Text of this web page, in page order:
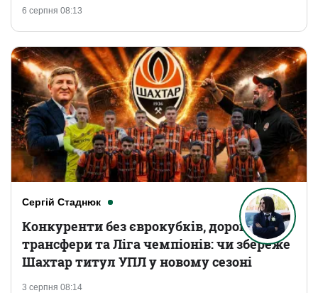
6 серпня 08:13
Сергій Стаднюк
3 серпня 08:14
Конкуренти без єврокубків, дорогі
трансфери та Ліга чемпіонів: чи збереже
Шахтар титул УПЛ у новому сезоні